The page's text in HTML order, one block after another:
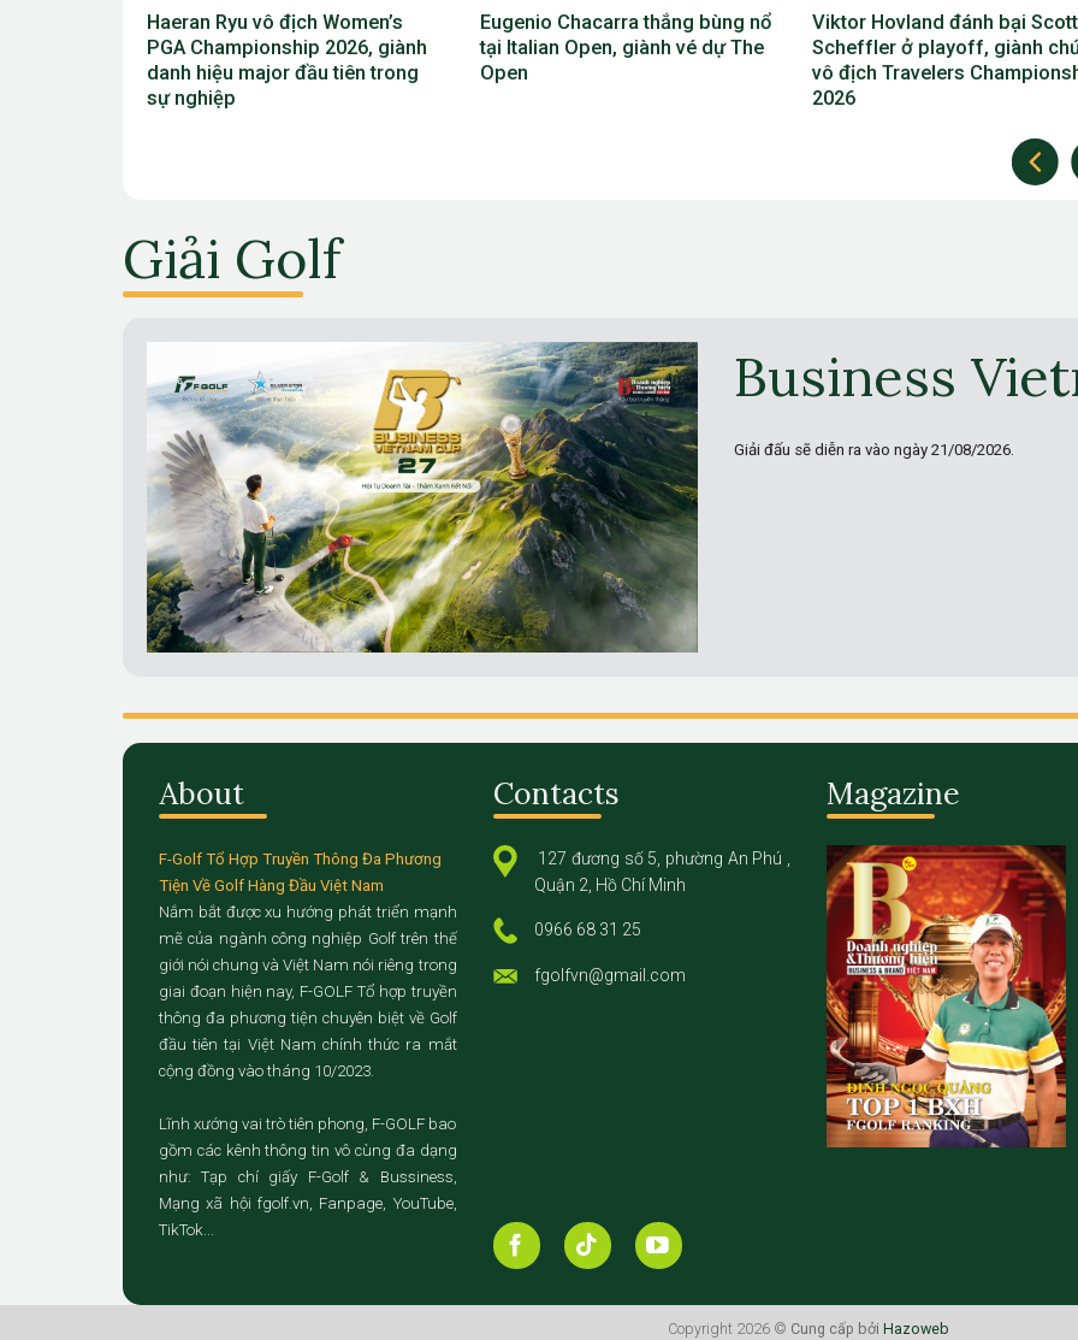
Eugenio Chacarra thắng bùng nổ
tại Italian Open, giành vé dự The
Open
Viktor Hovland đánh bại Scottie
Scheffler ở playoff, giành chức
vô địch Travelers Championship
Phil Mickelson lỡ The Open
2026, lần đầu vắng mặt ở cả 4
giải major trong năm
Giải Golf
Business
Giải đấu sẽ diễn ra vào ngày 21/08/2026.
About
F-Golf Tổ Hợp Truyền Thông Đa Phương
Tiện Về Golf Hàng Đầu Việt Nam
Nắm bắt được xu hướng phát triển mạnh
mẽ của ngành công nghiệp Golf trên thế
giới nói chung và Việt Nam nói riêng trong
giai đoạn hiện nay, F-GOLF Tổ hợp truyền
thông đa phương tiện chuyên biệt về Golf
đầu tiên tại Việt Nam chính thức ra mắt
cộng đồng vào tháng 10/2023.
Lĩnh xướng vai trò tiên phong, F-GOLF bao
gồm các kênh thông tin vô cùng đa dạng
như: Tạp chí giấy F-Golf & Bussiness,
Mạng xã hội fgolf.vn, Fanpage, YouTube,
TikTok...
Contacts
127 đương số 5, phường An Phú ,
Quận 2, Hồ Chí Minh
0966 68 31 25
fgolfvn@gmail.com
Magazine
Copyright 2026 © Cung cấp bởi Hazoweb